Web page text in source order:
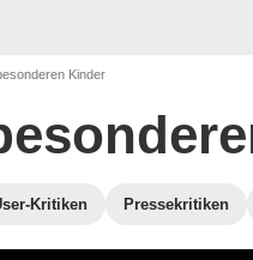
Kinder
Kritiken Pressekritiken